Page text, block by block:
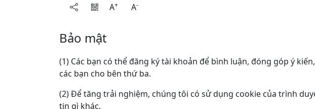
A+ A-
Bảo mật
(1) Các bạn có thể đăng ký tài khoản để bình luận, đóng góp ý
các bạn cho bên thứ ba.
(2) Để tăng trải nghiệm, chúng tôi có sử dụng cookie của trình
tin gì khác.